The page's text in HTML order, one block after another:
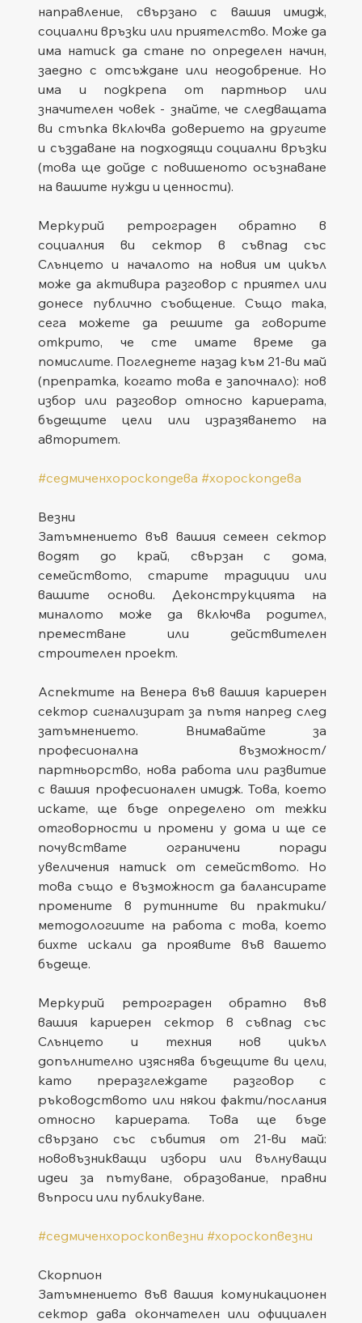
направление, свързано с вашия имидж,
социални връзки или приятелство. Може да
има натиск да стане по определен начин,
заедно с отсъждане или неодобрение. Но
има и подкрепа от партньор или
значителен човек - знайте, че следващата
ви стъпка включва доверието на другите
и създаване на подходящи социални връзки
(това ще дойде с повишеното осъзнаване
на вашите нужди и ценности).
Меркурий ретрограден обратно в
социалния ви сектор в съвпад със
Слънцето и началото на новия им цикъл
може да активира разговор с приятел или
донесе публично съобщение. Също така,
сега можете да решите да говорите
открито, че сте имате време да
помислите. Погледнете назад към 21-ви май
(препратка, когато това е започнало): нов
избор или разговор относно кариерата,
бъдещите цели или изразяването на
авторитет.
#седмиченхороскопдева #хороскопдева
Везни
Затъмнението във вашия семеен сектор
водят до край, свързан с дома,
семейството, старите традиции или
вашите основи. Деконструкцията на
миналото може да включва родител,
преместване или действителен
строителен проект.
Аспектите на Венера във вашия кариерен
сектор сигнализират за пътя напред след
затъмнението. Внимавайте за
професионална възможност/
партньорство, нова работа или развитие
с вашия професионален имидж. Това, което
искате, ще бъде определено от тежки
отговорности и промени у дома и ще се
почувствате ограничени поради
увеличения натиск от семейството. Но
това също е възможност да балансирате
промените в рутинните ви практики/
методологиите на работа с това, което
бихте искали да проявите във вашето
бъдеще.
Меркурий ретрограден обратно във
вашия кариерен сектор в съвпад със
Слънцето и техния нов цикъл
допълнително изяснява бъдещите ви цели,
като преразглеждате разговор с
ръководството или някои факти/послания
относно кариерата. Това ще бъде
свързано със събития от 21-ви май:
нововъзникващи избори или вълнуващи
идеи за пътуване, образование, правни
въпроси или публикуване.
#седмиченхороскопвезни #хороскопвезни
Скорпион
Затъмнението във вашия комуникационен
сектор дава окончателен или официален